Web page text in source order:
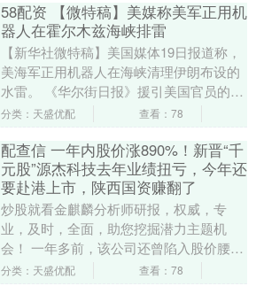
58配资 【微特稿】美媒称美军正用机
器人在霍尔木兹海峡排雷
【新华社微特稿】美国媒体19日报道称，
美海军正用机器人在海峡清理伊朗布设的
水雷。 《华尔街日报》援引美国官员的话
称，美海军正采用一套由有人和无人系统
分类：天盛优配 查看：78
配查信 一年内股价涨890%！新晋“千
元股”源杰科技去年业绩扭亏，今年还
要赴港上市，陕西国资赚翻了
炒股就看金麒麟分析师研报，权威，专
业，及时，全面，助您挖掘潜力主题机
会！ 一年多前，该公司还曾陷入股价腰
斩、业绩变脸的质疑中。AI算力浪潮带来
分类：天盛优配 查看：78